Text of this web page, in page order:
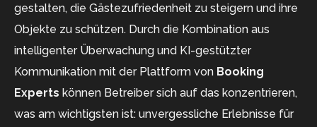
gestalten, die Gästezufriedenheit zu steigern und ihre
Objekte zu schützen. Durch die Kombination aus
intelligenter Überwachung und KI-gestützter
Kommunikation mit der Plattform von Booking
Experts können Betreiber sich auf das konzentrieren,
was am wichtigsten ist: unvergessliche Erlebnisse für